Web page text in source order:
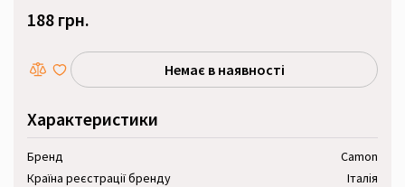
188 грн.
Немає в наявності
Характеристики
Бренд
Camon
Країна реєстрації бренду
Італія